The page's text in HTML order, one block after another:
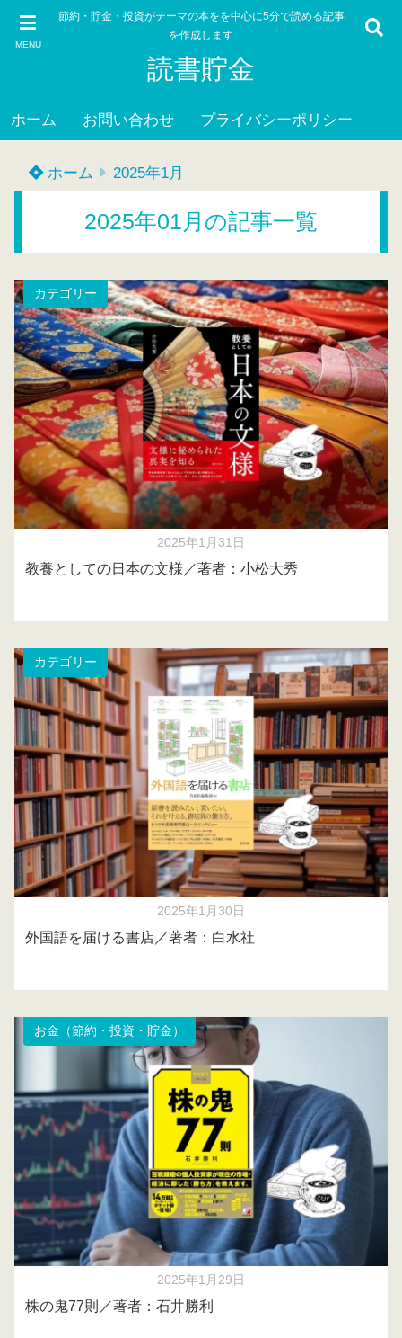
MENU
節約・貯金・投資がテーマの本をを中心に5分で読める記事
を作成します
読書貯金
ホーム お問い合わせ プライバシーポリシー
ホーム 2025年1月
2025年01月の記事一覧
カテゴリー
2025年1月31日
教養としての日本の文様／著者：小松大秀
カテゴリー
2025年1月30日
外国語を届ける書店／著者：白水社
お金（節約・投資・貯金）
2025年1月29日
株の鬼77則／著者：石井勝利